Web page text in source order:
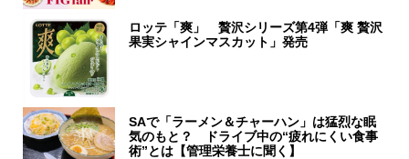
ロッテ「爽」 贅沢シリーズ第4弾「爽 贅沢
果実シャインマスカット」発売
SAで「ラーメン＆チャーハン」は猛烈な眠
気のもと？ ドライブ中の“疲れにくい食事
術”とは【管理栄養士に聞く】